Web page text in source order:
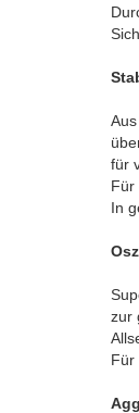
für
Für
In
zur
Für